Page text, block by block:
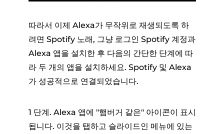
따라서 이제 Alexa가 무작위로 재생되도록 하
려면 Spotify 노래, 그냥 로그인 Spotify 계정과
Alexa 앱을 설치한 후 다음의 간단한 단계에 따
라 두 개의 앱을 설치하세요. Spotify 및 Alexa
가 성공적으로 연결되었습니다.
1 단계. Alexa 앱에 "햄버거 같은" 아이콘이 표시
됩니다. 이것을 탭하고 슬라이드인 메뉴에 있는